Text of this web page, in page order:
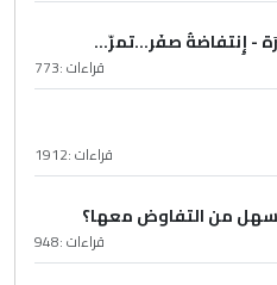
- إِنتفاضةُ صفَر…تمرّ...
قراءات :773
قراءات :1912
أسهل من التفاوض معها؟
قراءات :948